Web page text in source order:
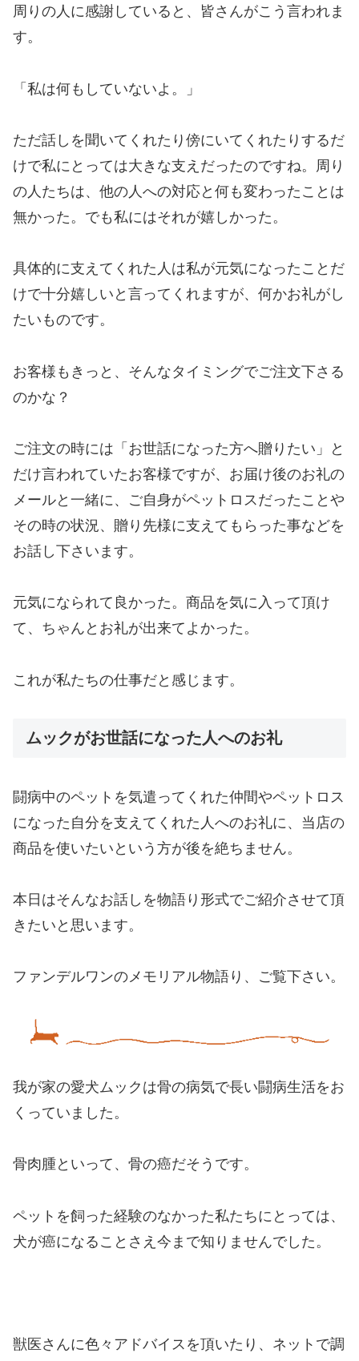
周りの人に感謝していると、皆さんがこう言われま
す。
「私は何もしていないよ。」
ただ話しを聞いてくれたり傍にいてくれたりするだ
けで私にとっては大きな支えだったのですね。周り
の人たちは、他の人への対応と何も変わったことは
無かった。でも私にはそれが嬉しかった。
具体的に支えてくれた人は私が元気になったことだ
けで十分嬉しいと言ってくれますが、何かお礼がし
たいものです。
お客様もきっと、そんなタイミングでご注文下さる
のかな？
ご注文の時には「お世話になった方へ贈りたい」と
だけ言われていたお客様ですが、お届け後のお礼の
メールと一緒に、ご自身がペットロスだったことや
その時の状況、贈り先様に支えてもらった事などを
お話し下さいます。
元気になられて良かった。商品を気に入って頂け
て、ちゃんとお礼が出来てよかった。
これが私たちの仕事だと感じます。
ムックがお世話になった人へのお礼
闘病中のペットを気遣ってくれた仲間やペットロス
になった自分を支えてくれた人へのお礼に、当店の
商品を使いたいという方が後を絶ちません。
本日はそんなお話しを物語り形式でご紹介させて頂
きたいと思います。
ファンデルワンのメモリアル物語り、ご覧下さい。
我が家の愛犬ムックは骨の病気で長い闘病生活をお
くっていました。
骨肉腫といって、骨の癌だそうです。
ペットを飼った経験のなかった私たちにとっては、
犬が癌になることさえ今まで知りませんでした。
獣医さんに色々アドバイスを頂いたり、ネットで調